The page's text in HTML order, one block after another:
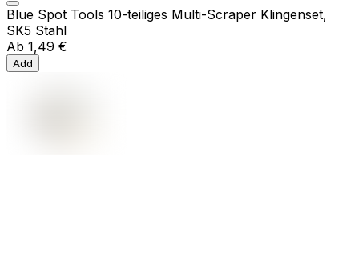
Blue Spot Tools 10-teiliges Multi-Scraper Klingenset,
SK5 Stahl
Ab 1,49 €
Add